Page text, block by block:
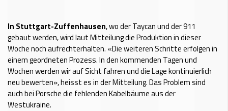
In Stuttgart-Zuffenhausen, wo der Taycan und der 911
gebaut werden, wird laut Mitteilung die Produktion in dieser
Woche noch aufrechterhalten. «Die weiteren Schritte erfolgen in
einem geordneten Prozess. In den kommenden Tagen und
Wochen werden wir auf Sicht fahren und die Lage kontinuierlich
neu bewerten», heisst es in der Mitteilung. Das Problem sind
auch bei Porsche die fehlenden Kabelbäume aus der
Westukraine.